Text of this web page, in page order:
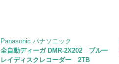
Panasonic パナソニック
全自動ディーガ DMR-2X202 ブルー
レイディスクレコーダー 2TB